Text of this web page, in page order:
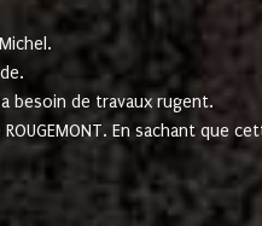
besoin de travaux rugent.
En sachant que